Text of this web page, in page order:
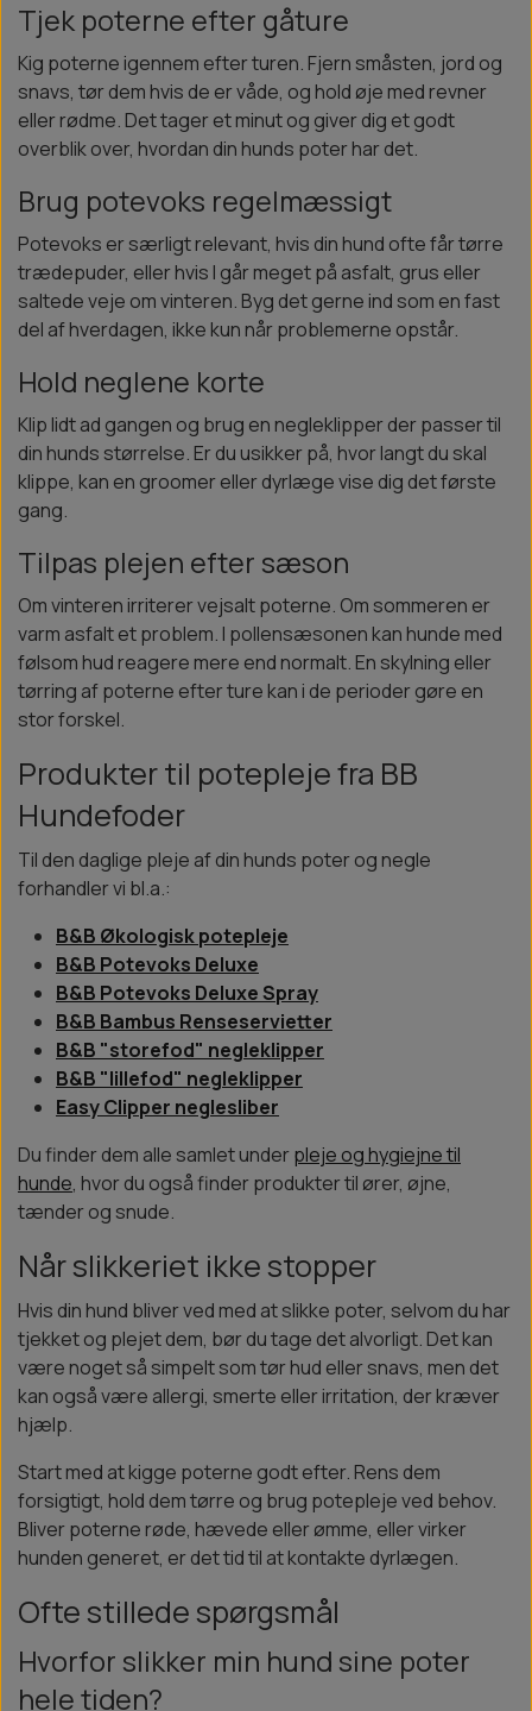
Tjek poterne efter gåture
Kig poterne igennem efter turen. Fjern småsten, jord og
snavs, tør dem hvis de er våde, og hold øje med revner
eller rødme. Det tager et minut og giver dig et godt
overblik over, hvordan din hunds poter har det.
Brug potevoks regelmæssigt
Potevoks er særligt relevant, hvis din hund ofte får tørre
trædepuder, eller hvis I går meget på asfalt, grus eller
saltede veje om vinteren. Byg det gerne ind som en fast
del af hverdagen, ikke kun når problemerne opstår.
Hold neglene korte
Klip lidt ad gangen og brug en negleklipper der passer til
din hunds størrelse. Er du usikker på, hvor langt du skal
klippe, kan en groomer eller dyrlæge vise dig det første
gang.
Tilpas plejen efter sæson
Om vinteren irriterer vejsalt poterne. Om sommeren er
varm asfalt et problem. I pollensæsonen kan hunde med
følsom hud reagere mere end normalt. En skylning eller
tørring af poterne efter ture kan i de perioder gøre en
stor forskel.
Produkter til potepleje fra BB
Hundefoder
Til den daglige pleje af din hunds poter og negle
forhandler vi bl.a.:
B&B Økologisk potepleje
B&B Potevoks Deluxe
B&B Potevoks Deluxe Spray
B&B Bambus Renseservietter
B&B "storefod" negleklipper
B&B "lillefod" negleklipper
Easy Clipper neglesliber
Du finder dem alle samlet underpleje og hygiejne til
hunde, hvor du også finder produkter til ører, øjne,
tænder og snude.
Når slikkeriet ikke stopper
Hvis din hund bliver ved med at slikke poter, selvom du har
tjekket og plejet dem, bør du tage det alvorligt. Det kan
være noget så simpelt som tør hud eller snavs, men det
kan også være allergi, smerte eller irritation, der kræver
hjælp.
Start med at kigge poterne godt efter. Rens dem
forsigtigt, hold dem tørre og brug potepleje ved behov.
Bliver poterne røde, hævede eller ømme, eller virker
hunden generet, er det tid til at kontakte dyrlægen.
Ofte stillede spørgsmål
Hvorfor slikker min hund sine poter
hele tiden?